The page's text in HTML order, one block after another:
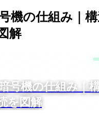
機の仕組み｜
解
号機の仕組み｜
を図解